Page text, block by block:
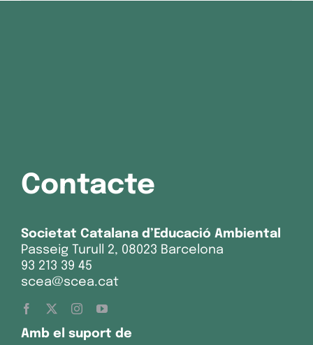
Contacte
Societat Catalana d’Educació Ambiental
Passeig Turull 2, 08023 Barcelona
93 213 39 45
scea@scea.cat
Amb el suport de